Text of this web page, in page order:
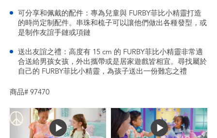
可分享和佩戴的配件：專為兒童與 FURBY菲比小精靈打造
的時尚定制配件。串珠和梳子可以讓他們做出各種發型，或
是制作友誼手鏈或項鏈
送出友誼之禮：高度有 15 cm 的 FURBY菲比小精靈非常適
合送給男孩女孩，外出攜帶或是居家遊戲皆相宜。尋找屬於
自己的 FURBY菲比小精靈，為孩子送出一份難忘之禮
商品# 97470